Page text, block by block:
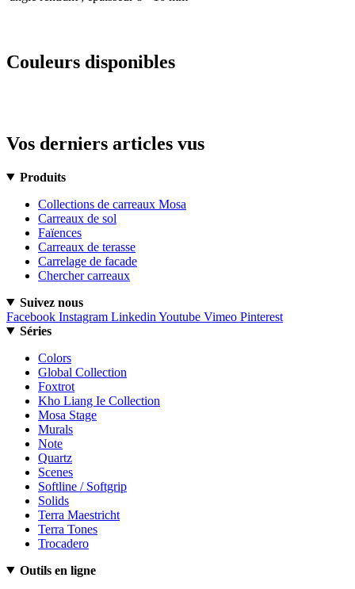
Couleurs disponibles
Vos derniers articles vus
Produits
Collections de carreaux Mosa
Carreaux de sol
Faïences
Carreaux de terasse
Carrelage de facade
Chercher carreaux
Suivez nous
Facebook Instagram Linkedin Youtube Vimeo Pinterest
Séries
Colors
Global Collection
Foxtrot
Kho Liang Ie Collection
Mosa Stage
Murals
Note
Quartz
Scenes
Softline / Softgrip
Solids
Terra Maestricht
Terra Tones
Trocadero
Outils en ligne